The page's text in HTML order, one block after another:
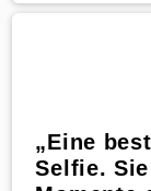
„Eine
Selfie.